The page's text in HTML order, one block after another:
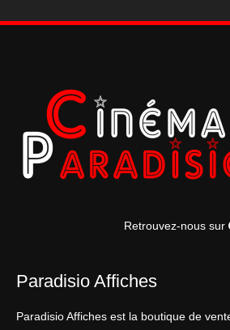
Retrouvez-nous sur
Paradisio Affiches
Paradisio Affiches est la boutique de